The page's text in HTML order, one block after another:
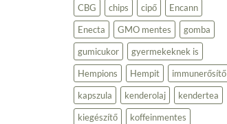
CBG
chips cipő
Encann
Enecta
GMO mentes
gomba
gumicukor
gyermekeknek is
Hempions
Hempit
immunerősítő
kapszula
kenderolaj
kendertea
kiegészítő
koffeinmentes